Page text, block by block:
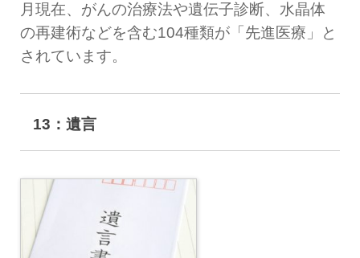
月現在、がんの治療法や遺伝子診断、水晶体
の再建術などを含む104種類が「先進医療」と
されています。
13：遺言